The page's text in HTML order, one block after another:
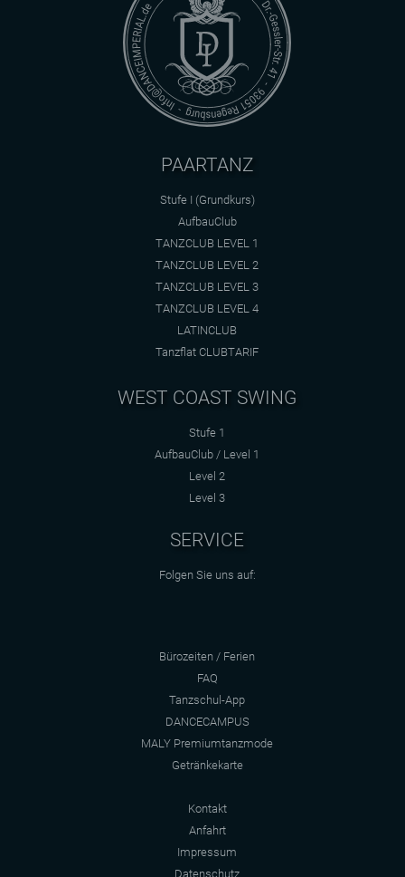
PAARTANZ
Stufe I (Grundkurs)
AufbauClub
TANZCLUB LEVEL 1
TANZCLUB LEVEL 2
TANZCLUB LEVEL 3
TANZCLUB LEVEL 4
LATINCLUB
Tanzflat CLUBTARIF
WEST COAST SWING
Stufe 1
AufbauClub / Level 1
Level 2
Level 3
SERVICE
Folgen Sie uns auf:
Bürozeiten / Ferien
FAQ
Tanzschul-App
DANCECAMPUS
MALY Premiumtanzmode
Getränkekarte
Kontakt
Anfahrt
Impressum
Datenschutz